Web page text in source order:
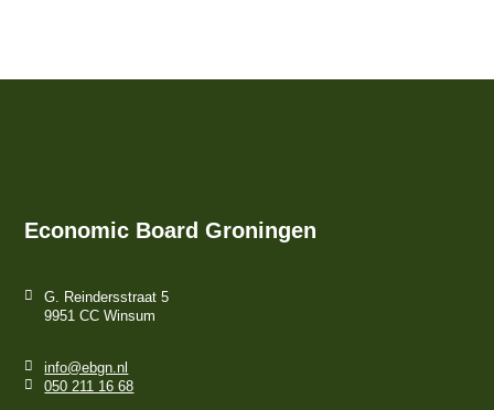
Economic Board Groningen
G. Reindersstraat 5
9951 CC Winsum
info@ebgn.nl
050 211 16 68